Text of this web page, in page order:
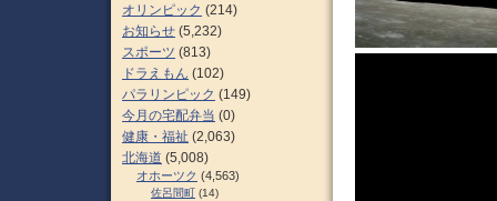
オリンピック (214)
お知らせ (5,232)
スポーツ (813)
ドラえもん (102)
パラリンピック (149)
今月の宅配弁当 (0)
健康・福祉 (2,063)
北海道 (5,008)
オホーツク (4,563)
佐呂間町 (14)